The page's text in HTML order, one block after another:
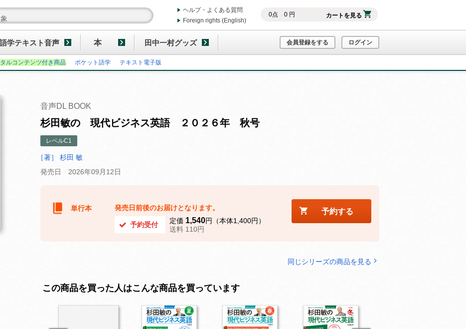
0点 0円 カートを見る
ヘルプ・よくある質問
Foreign rights (English)
学テキスト音声 本 田中一村グッズ 会員登録をする ログイン
ルコンテンツ付き商品 ポケット語学 テキスト電子版
音声DL BOOK
杉田敏の 現代ビジネス英語 ２０２６年 秋号
レベルC1
［著］ 杉田 敏
発売日 2026年09月12日
単行本 発売日前後のお届けとなります。
予約受付 定価 1,540円（本体1,400円）
送料 110円
予約する
同じシリーズの商品を見る
この商品を買った人はこんな商品を買っています